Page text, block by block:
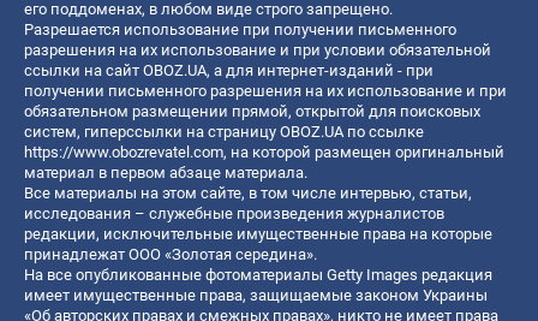
его поддоменах, в любом виде строго запрещено.
Разрешается использование при получении письменного
разрешения на их использование и при условии обязательной
ссылки на сайт OBOZ.UA, а для интернет-изданий - при
получении письменного разрешения на их использование и при
обязательном размещении прямой, открытой для поисковых
систем, гиперссылки на страницу OBOZ.UA по ссылке
https://www.obozrevatel.com, на которой размещен оригинальный
материал в первом абзаце материала.
Все материалы на этом сайте, в том числе интервью, статьи,
исследования – служебные произведения журналистов
редакции, исключительные имущественные права на которые
принадлежат ООО «Золотая середина».
На все опубликованные фотоматериалы Getty Images редакция
имеет имущественные права, защищаемые законом Украины
«Об авторских правах и смежных правах», никто не имеет права